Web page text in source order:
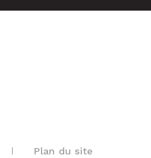
Plan du site